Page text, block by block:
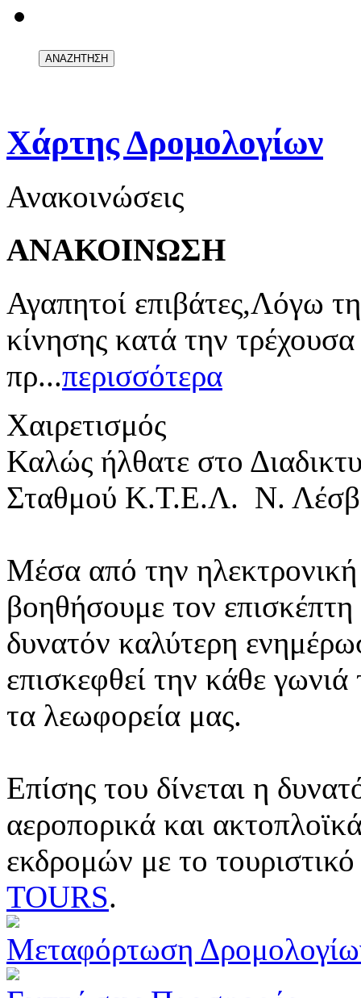
Χάρτης Δρομολογίων
Ανακοινώσεις
ΑΝΑΚΟΙΝΩΣΗ
Αγαπητοί επιβάτες,Λόγω
κίνησης κατά την
πρ...περισσότερα
Χαιρετισμός
Καλώς ήλθατε στο
Σταθμού Κ.Τ.Ε.Λ. Ν.
Μέσα από την ηλεκτρονική
βοηθήσουμε τον
δυνατόν καλύτερη
επισκεφθεί την κάθε
τα λεωφορεία μας.
Επίσης του δίνεται η
αεροπορικά και
εκδρομών με το
TOURS.
Μεταφόρτωση